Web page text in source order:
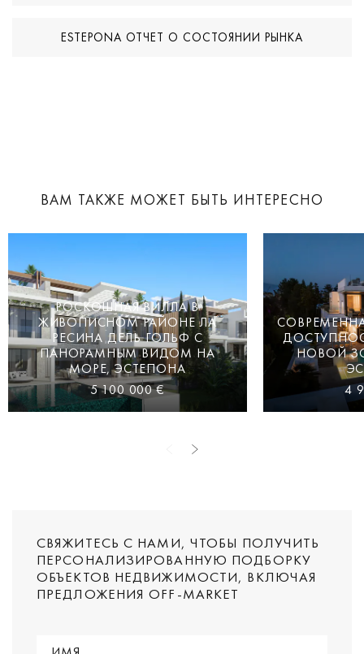
ESTEPONA ОТЧЕТ О СОСТОЯНИИ РЫНКА
ВАМ ТАКЖЕ МОЖЕТ БЫТЬ ИНТЕРЕСНО
РОСКОШНАЯ ВИЛЛА В
ЖИВОПИСНОМ РАЙОНЕ ЛА
РЕСИНА ДЕЛЬ ГОЛЬФ С
ПАНОРАМНЫМ ВИДОМ НА
МОРЕ, ЭСТЕПОНА
5 100 000 €
НОВОЙ
4
СВЯЖИТЕСЬ С НАМИ, ЧТОБЫ ПОЛУЧИТЬ
ПЕРСОНАЛИЗИРОВАННУЮ ПОДБОРКУ
ОБЪЕКТОВ НЕДВИЖИМОСТИ, ВКЛЮЧАЯ
ПРЕДЛОЖЕНИЯ OFF-MARKET